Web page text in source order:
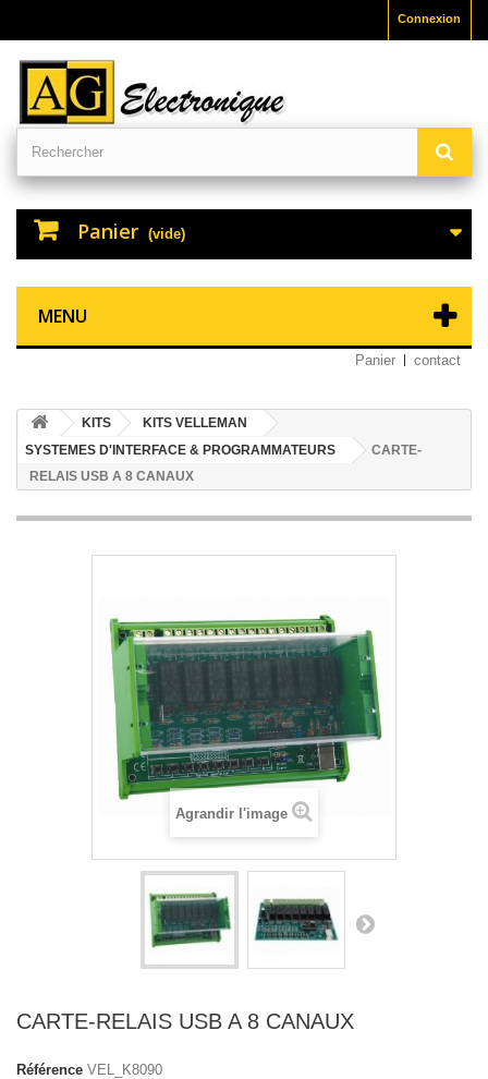
Connexion
Panier (vide)
MENU
Panier contact
KITS
KITS VELLEMAN
SYSTEMES D'INTERFACE & PROGRAMMATEURS
CARTE-
RELAIS USB A 8 CANAUX
Agrandir l'image
CARTE-RELAIS USB A 8 CANAUX
Référence VEL_K8090